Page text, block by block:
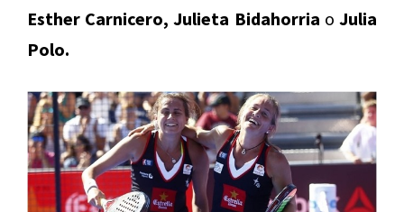
Esther Carnicero, Julieta Bidahorria oJulia
Polo.